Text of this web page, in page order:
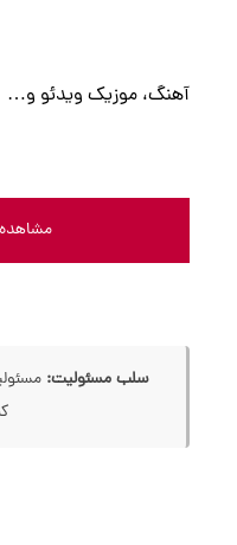
آهنگ، موزیک ویدئو و…
مشاهده
سلب مسئولیت: